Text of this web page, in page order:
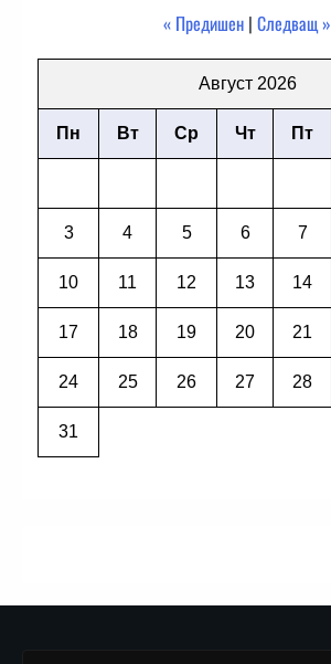
« Предишен | Следващ »
Август 2026
Пн Вт Ср Чт Пт
3 4 5 6 7
10 11 12 13 14
17 18 19 20 21
24 25 26 27 28
31